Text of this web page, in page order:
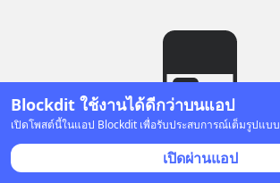
Blockdit ใช้งานได้ดีกว่าบนแอป
เปิดโพสต์นี้ในแอป Blockdit เพื่อรับประสบการณ์เต็มรูปแบบ
เปิดผ่านแอป